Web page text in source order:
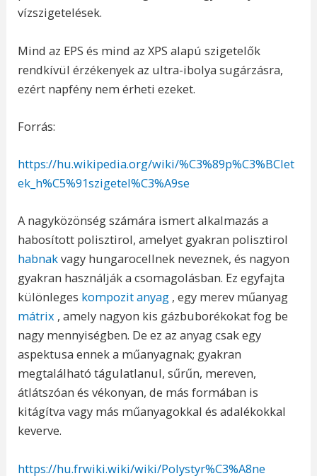
vízszigetelések.
Mind az EPS és mind az XPS alapú szigetelők
rendkívül érzékenyek az ultra-ibolya sugárzásra,
ezért napfény nem érheti ezeket.
Forrás:
https://hu.wikipedia.org/wiki/%C3%89p%C3%BClet
ek_h%C5%91szigetel%C3%A9se
A nagyközönség számára ismert alkalmazás a
habosított polisztirol, amelyet gyakran polisztirol
habnakvagy hungarocellnek neveznek, és nagyon
gyakran használják a csomagolásban. Ez egyfajta
különleges kompozit anyag , egy merev műanyag
mátrix , amely nagyon kis gázbuborékokat fog be
nagy mennyiségben. De ez az anyag csak egy
aspektusa ennek a műanyagnak; gyakran
megtalálható tágulatlanul, sűrűn, mereven,
átlátszóan és vékonyan, de más formában is
kitágítva vagy más műanyagokkal és adalékokkal
keverve.
https://hu.frwiki.wiki/wiki/Polystyr%C3%A8ne